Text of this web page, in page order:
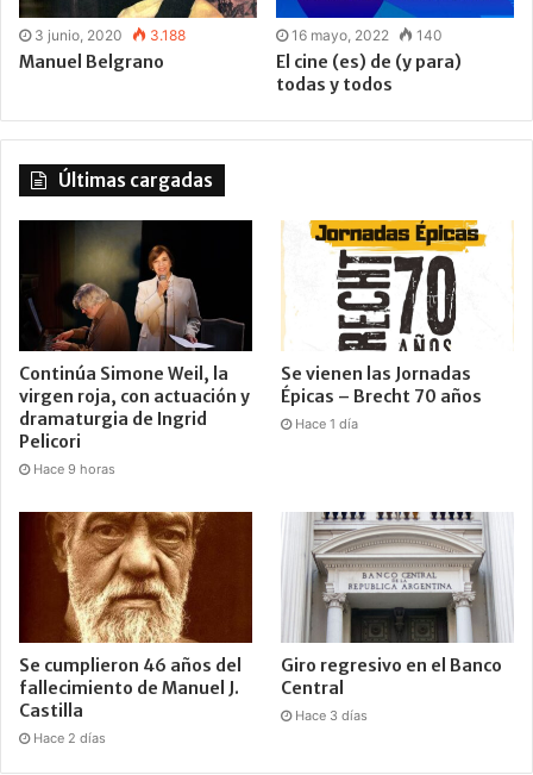
3 junio, 2020 3.188
Manuel Belgrano
16 mayo, 2022 140
El cine (es) de (y para)
todas y todos
Últimas cargadas
Continúa Simone Weil, la
virgen roja, con actuación y
dramaturgia de Ingrid
Pelicori
Hace 9 horas
Se vienen las Jornadas
Épicas – Brecht 70 años
Hace 1 día
Se cumplieron 46 años del
fallecimiento de Manuel J.
Castilla
Hace 2 días
Giro regresivo en el Banco
Central
Hace 3 días